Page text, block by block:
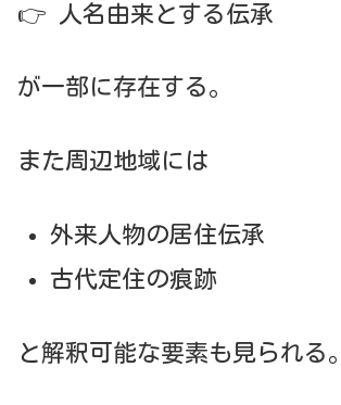
👉 人名由来とする伝承
が一部に存在する。
また周辺地域には
外来人物の居住伝承
古代定住の痕跡
と解釈可能な要素も見られる。